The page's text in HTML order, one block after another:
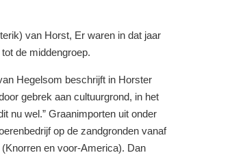
van Horst, Er waren in dat jaar
de middengroep.
Hegelsom beschrijft in Horster
gebrek aan cultuurgrond, in het
nu wel.” Graanimporten uit onder
op de zandgronden vanaf
en voor-America). Dan